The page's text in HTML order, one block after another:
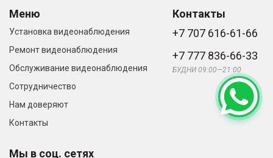
Меню
Установка видеонаблюдения
Ремонт видеонаблюдения
Обслуживание видеонаблюдения
Сотрудничество
Нам доверяют
Контакты
Контакты
+7 707 616-61-66
+7 777 836-66-33
БУДНИ 09:00—21:00
Мы в соц. сетях